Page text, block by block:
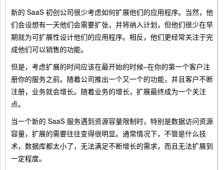
新的 SaaS 初创公司很少考虑如何扩展他们的应用程序。当然，他
们会设想有一天他们会需要扩张，并将纳入计划，但他们很少在早
期就为可扩展性设计他们的应用程序。相反，他们更经常关注于完
成他们可以销售的功能。
但是，考虑扩展的时间应该在最开始的时候–在你的第一个客户注
册你的服务之前。随着公司推出一个又一个的功能，并且客户不断
注册，业务就会增长。随着业务的增长，扩展最终成为一个关注
点。
当一个新的 SaaS 服务遇到资源容量限制时，特别是数据访问资源
容量，扩展的需要往往变得很明显。通常情况下，不管是什么技
术，数据库都太小了，无法满足不断增长的需求，而且无法扩展到
一定程度。